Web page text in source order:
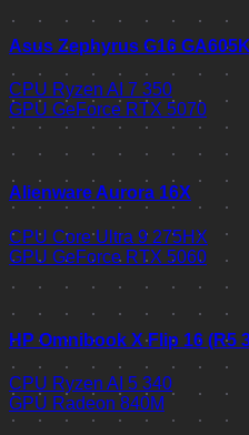
Asus Zephyrus G16
CPU Ryzen AI 7 350
GPU GeForce RTX 5070
Alienware Aurora 16X
CPU Core Ultra 9 275HX
GPU GeForce RTX 5060
HP Omnibook X Flip 16 (R5
CPU Ryzen AI 5 340
GPU Radeon 840M